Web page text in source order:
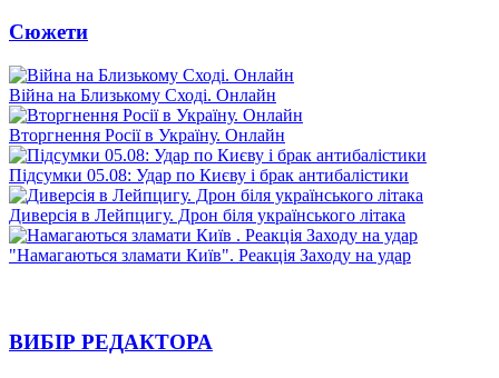
Сюжети
Війна на Близькому Сході. Онлайн
Вторгнення Росії в Україну. Онлайн
Підсумки 05.08: Удар по Києву і брак антибалістики
Диверсія в Лейпцигу. Дрон біля українського літака
"Намагаються зламати Київ". Реакція Заходу на удар
ВИБІР РЕДАКТОРА